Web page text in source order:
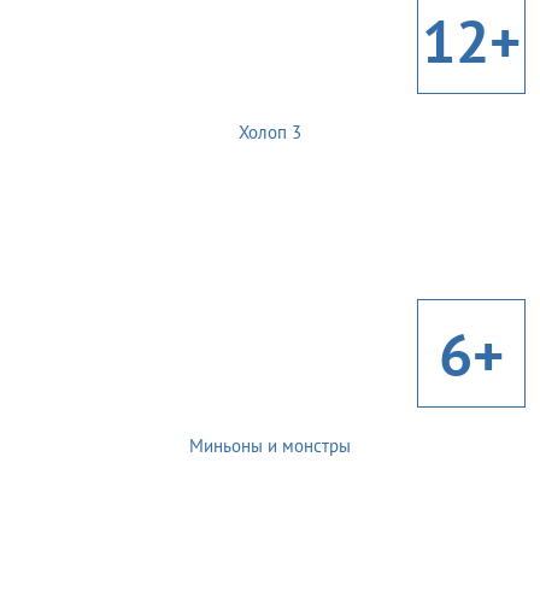
12+
Холоп 3
6+
Миньоны и монстры